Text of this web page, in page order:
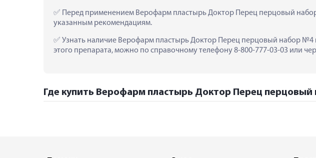
Перед применением Верофарм пластырь Доктор Перец перцовый
указанным рекомендациям.
Узнать наличие Верофарм пластырь Доктор Перец перцовый набор №4
этого препарата, можно по справочному телефону 8-800-777-03-03 или
Где купить Верофарм пластырь Доктор Перец перцовый